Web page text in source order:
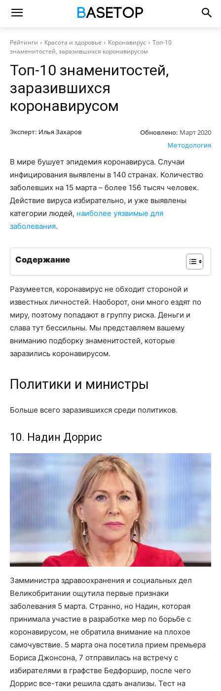
Рейтинги Красота и здоровье Коронавирус
Топ-10
знаменитостей, заразившихся коронавирусом
Топ-10 знаменитостей,
заразившихся
коронавирусом
Эксперт: Илья Захаров Обновлено: Март 2020
Методология
В мире бушует эпидемия коронавируса. Случаи
инфицирования выявлены в 140 странах. Количество
заболевших на 15 марта – более 156 тысяч человек.
Действие вируса избирательно, и уже выявлены
категории людей, наиболее уязвимые для
заболевания.
Содержание
Разумеется, коронавирус не обходит стороной и
известных личностей. Наоборот, они много ездят по
миру, поэтому попадают в группу риска. Деньги и
слава тут бессильны. Мы представляем вашему
вниманию подборку знаменитостей, которые
заразились коронавирусом.
Политики и министры
Больше всего заразившихся среди политиков.
10. Надин Доррис
Замминистра здравоохранения и социальных дел
Великобритании ощутила первые признаки
заболевания 5 марта. Странно, но Надин, которая
принимала участие в разработке мер по борьбе с
коронавирусом, не обратила внимание на плохое
самочувствие. 5 марта она посетила прием премьера
Бориса Джонсона, 7 отправилась на встречу с
избирателями в графстве Бедфоршир, после чего
Доррис все-таки решила сдать анализы. Тест на